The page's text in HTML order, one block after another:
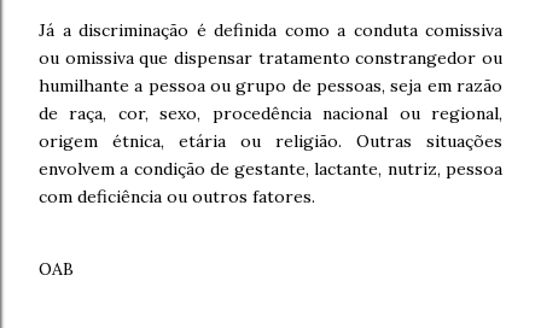
Já a discriminação é definida como a conduta comissiva
ou omissiva que dispensar tratamento constrangedor ou
humilhante a pessoa ou grupo de pessoas, seja em razão
de raça, cor, sexo, procedência nacional ou regional,
origem étnica, etária ou religião. Outras situações
envolvem a condição de gestante, lactante, nutriz, pessoa
com deficiência ou outros fatores.
OAB